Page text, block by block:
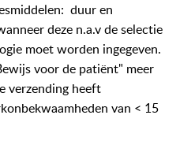
duur en
deze n.a.v de selectie
moet worden ingegeven.
voor de patiënt" meer
verzending heeft
van < 15